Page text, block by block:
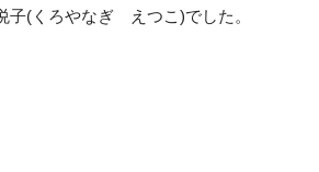
(くろやなぎ えつこ)でした。